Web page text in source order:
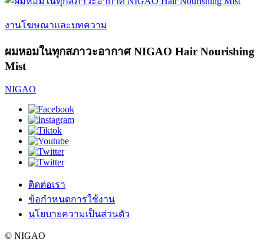
งานโฆษณาและบทความ
ผมหอมในทุกสภาวะอากาศ NIGAO Hair Nourishing
Mist
NIGAO
ติดต่อเรา
ข้อกำหนดการใช้งาน
นโยบายความเป็นส่วนตัว
© NIGAO